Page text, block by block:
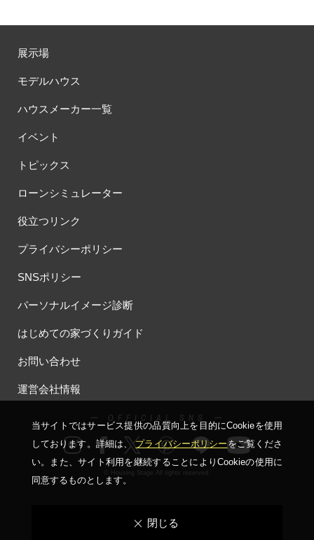
展示場
モデルハウス
ハウスメーカー一覧
イベント
トピックス
ローンシミュレーター
役立つリンク
プライバシーポリシー
SNSポリシー
パーソナルイメージ診断
はじめての家づくりガイド
お問い合わせ
運営会社情報
ー OFFICIAL SNS ー
© Housing Stage All rights reserved.
当サイトではサービス提供の品質向上を⽬的にCookieを使⽤
しております。詳細は、プライバシーポリシーをご覧くださ
い。
また、サイト利⽤を継続することによりCookieの使⽤に
同意するものとします。
閉じる